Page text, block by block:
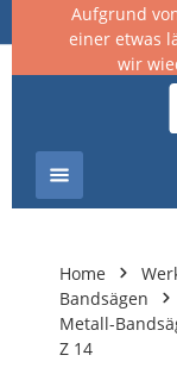
springen
Aufgrund
einer etwas
wir
Home
Bandsägen
Metall-
Z 14